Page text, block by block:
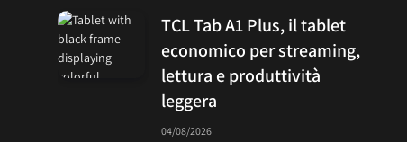
TCL Tab A1 Plus, il tablet
economico per streaming,
lettura e produttività
leggera
04/08/2026